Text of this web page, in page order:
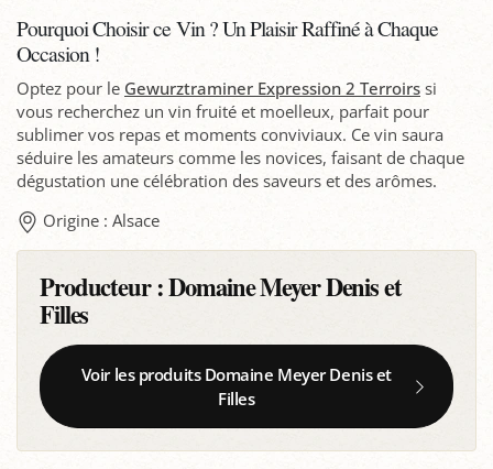
Pourquoi Choisir ce Vin ? Un Plaisir Raffiné à Chaque
Occasion !
Optez pour le Gewurztraminer Expression 2 Terroirs si
vous recherchez un vin fruité et moelleux, parfait pour
sublimer vos repas et moments conviviaux. Ce vin saura
séduire les amateurs comme les novices, faisant de chaque
dégustation une célébration des saveurs et des arômes.
Origine : Alsace
Producteur :Domaine Meyer Denis et
Filles
Voir les produits Domaine Meyer Denis et
Filles